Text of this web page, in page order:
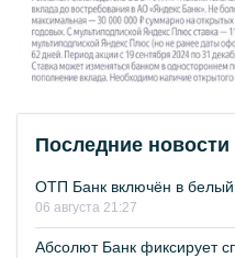
Последние новости
ОТП Банк включён в
06 августа 21:27
Абсолют Банк фиксирует